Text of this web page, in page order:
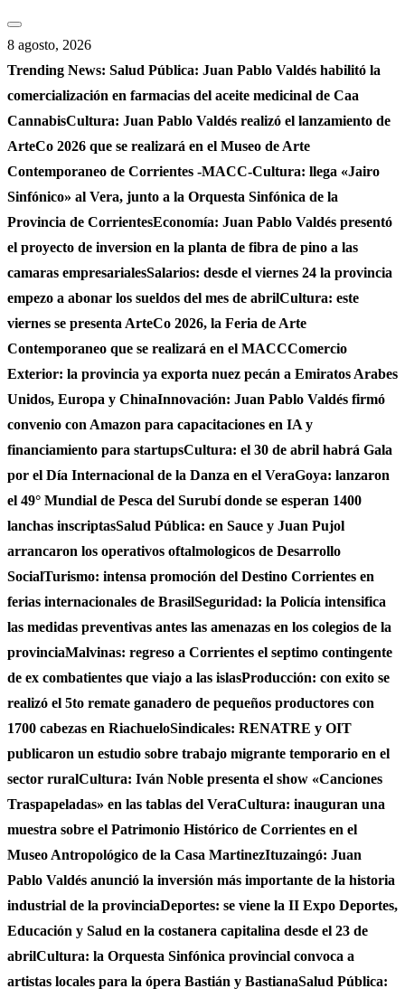
Saltar
al
contenido
8 agosto, 2026
Trending News: Salud Pública: Juan Pablo Valdés habilitó la
comercialización en farmacias del aceite medicinal de Caa
CannabisCultura: Juan Pablo Valdés realizó el lanzamiento de
ArteCo 2026 que se realizará en el Museo de Arte
Contemporaneo de Corrientes -MACC-Cultura: llega «Jairo
Sinfónico» al Vera, junto a la Orquesta Sinfónica de la
Provincia de CorrientesEconomía: Juan Pablo Valdés presentó
el proyecto de inversion en la planta de fibra de pino a las
camaras empresarialesSalarios: desde el viernes 24 la provincia
empezo a abonar los sueldos del mes de abrilCultura: este
viernes se presenta ArteCo 2026, la Feria de Arte
Contemporaneo que se realizará en el MACCComercio
Exterior: la provincia ya exporta nuez pecán a Emiratos Arabes
Unidos, Europa y ChinaInnovación: Juan Pablo Valdés firmó
convenio con Amazon para capacitaciones en IA y
financiamiento para startupsCultura: el 30 de abril habrá Gala
por el Día Internacional de la Danza en el VeraGoya: lanzaron
el 49° Mundial de Pesca del Surubí donde se esperan 1400
lanchas inscriptasSalud Pública: en Sauce y Juan Pujol
arrancaron los operativos oftalmologicos de Desarrollo
SocialTurismo: intensa promoción del Destino Corrientes en
ferias internacionales de BrasilSeguridad: la Policía intensifica
las medidas preventivas antes las amenazas en los colegios de la
provinciaMalvinas: regreso a Corrientes el septimo contingente
de ex combatientes que viajo a las islasProducción: con exito se
realizó el 5to remate ganadero de pequeños productores con
1700 cabezas en RiachueloSindicales: RENATRE y OIT
publicaron un estudio sobre trabajo migrante temporario en el
sector ruralCultura: Iván Noble presenta el show «Canciones
Traspapeladas» en las tablas del VeraCultura: inauguran una
muestra sobre el Patrimonio Histórico de Corrientes en el
Museo Antropológico de la Casa MartinezItuzaingó: Juan
Pablo Valdés anunció la inversión más importante de la historia
industrial de la provinciaDeportes: se viene la II Expo Deportes,
Educación y Salud en la costanera capitalina desde el 23 de
abrilCultura: la Orquesta Sinfónica provincial convoca a
artistas locales para la ópera Bastián y BastianaSalud Pública: